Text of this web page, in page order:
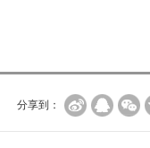
分享到：